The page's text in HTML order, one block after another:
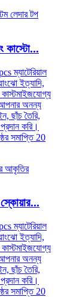
কাস্টো...
ম্যাটেরিয়াল
ইত্যাদি,
অনন্য
ছাঁচ তৈরি,
প্রদান করি।
সমাপ্তি 20
ম্যাটেরিয়াল
ইত্যাদি,
অনন্য
ছাঁচ তৈরি,
প্রদান করি।
সমাপ্তি 20